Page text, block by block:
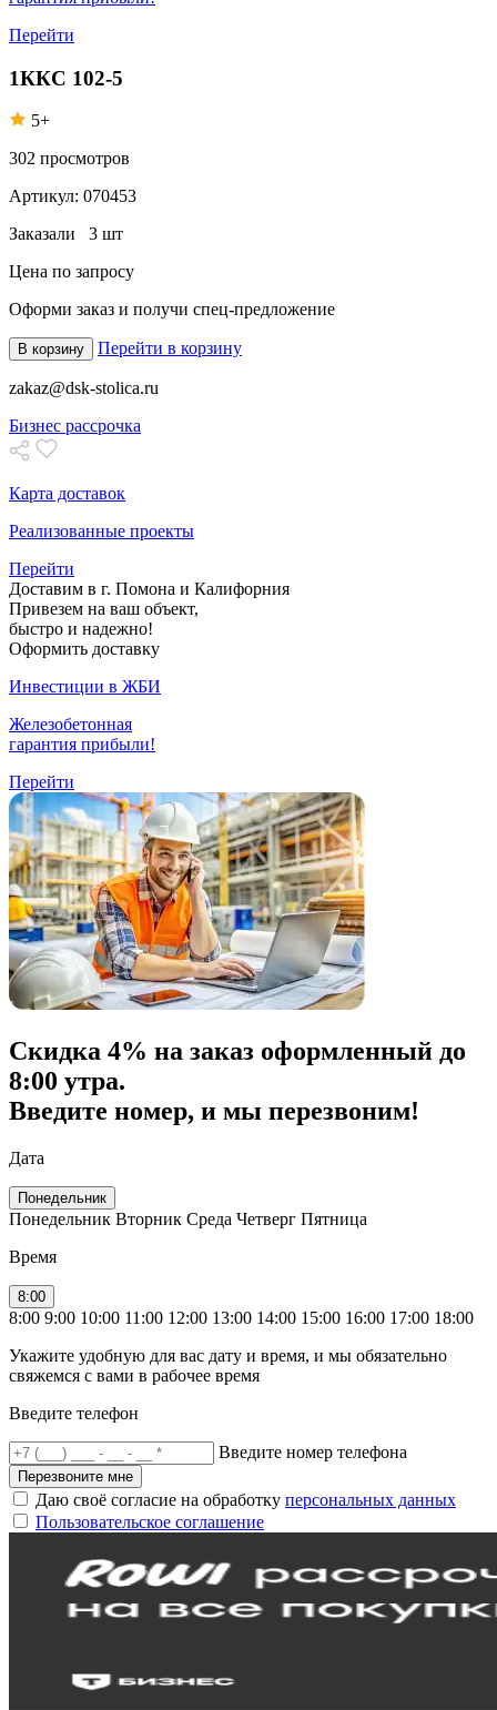
Перейти
1ККС 102-5
5+
302 просмотров
Артикул: 070453
Заказали 3 шт
Цена по запросу
Оформи заказ и получи спец-предложение
В корзину Перейти в корзину
zakaz@dsk-stolica.ru
Бизнес рассрочка
Карта доставок
Реализованные проекты
Перейти
Доставим в г. Помона и Калифорния
Привезем на ваш объект,
быстро и надежно!
Оформить доставку
Инвестиции в ЖБИ
Железобетонная
гарантия прибыли!
Перейти
Скидка 4% на заказ оформленный до
8:00 утра.
Введите номер, и мы перезвоним!
Дата
Понедельник
Понедельник Вторник Среда Четверг Пятница
Время
8:00
8:00 9:00 10:00 11:00 12:00 13:00 14:00 15:00 16:00 17:00 18:00
Укажите удобную для вас дату и время, и мы обязательно
свяжемся с вами в рабочее время
Введите телефон
Введите номер телефона
Перезвоните мне
Даю своё согласие на обработку персональных данных
Пользовательское соглашение